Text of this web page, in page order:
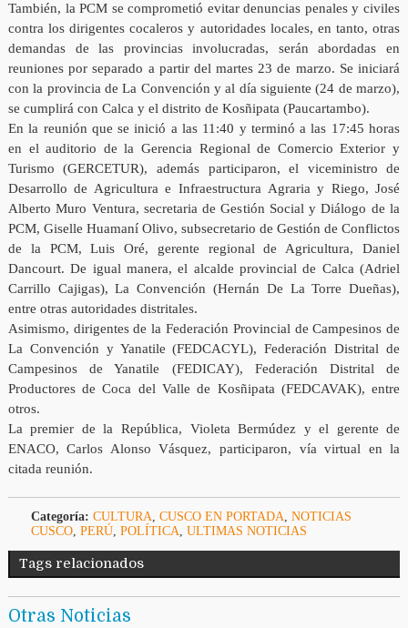
También, la PCM se comprometió evitar denuncias penales y civiles
contra los dirigentes cocaleros y autoridades locales, en tanto, otras
demandas de las provincias involucradas, serán abordadas en
reuniones por separado a partir del martes 23 de marzo. Se iniciará
con la provincia de La Convención y al día siguiente (24 de marzo),
se cumplirá con Calca y el distrito de Kosñipata (Paucartambo).
En la reunión que se inició a las 11:40 y terminó a las 17:45 horas
en el auditorio de la Gerencia Regional de Comercio Exterior y
Turismo (GERCETUR), además participaron, el viceministro de
Desarrollo de Agricultura e Infraestructura Agraria y Riego, José
Alberto Muro Ventura, secretaria de Gestión Social y Diálogo de la
PCM, Giselle Huamaní Olivo, subsecretario de Gestión de Conflictos
de la PCM, Luis Oré, gerente regional de Agricultura, Daniel
Dancourt. De igual manera, el alcalde provincial de Calca (Adriel
Carrillo Cajigas), La Convención (Hernán De La Torre Dueñas),
entre otras autoridades distritales.
Asimismo, dirigentes de la Federación Provincial de Campesinos de
La Convención y Yanatile (FEDCACYL), Federación Distrital de
Campesinos de Yanatile (FEDICAY), Federación Distrital de
Productores de Coca del Valle de Kosñipata (FEDCAVAK), entre
otros.
La premier de la República, Violeta Bermúdez y el gerente de
ENACO, Carlos Alonso Vásquez, participaron, vía virtual en la
citada reunión.
Categoría: CULTURA, CUSCO EN PORTADA, NOTICIAS
CUSCO, PERÚ, POLÍTICA, ULTIMAS NOTICIAS
Tags relacionados
Otras Noticias